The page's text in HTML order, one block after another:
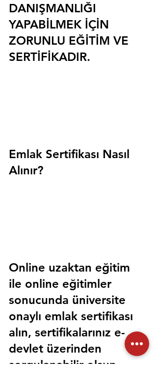
DANIŞMANLIĞI
YAPABİLMEK İÇİN
ZORUNLU EĞİTİM VE
SERTİFİKADIR.
Emlak Sertifikası Nasıl
Alınır?
Online uzaktan eğitim
ile online eğitimler
sonucunda üniversite
onaylı emlak sertifikası
alın, sertifikalarınız e-
devlet üzerinden
sorgulanabilir olsun.